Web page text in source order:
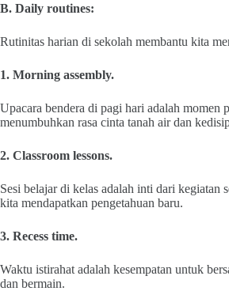
B. Daily routines:
Rutinitas harian di sekolah membantu kita
1. Morning assembly.
Upacara bendera di pagi hari adalah momen
menumbuhkan rasa cinta tanah air dan
2. Classroom lessons.
Sesi belajar di kelas adalah inti dari kegiatan
kita mendapatkan pengetahuan baru.
3. Recess time.
Waktu istirahat adalah kesempatan untuk
dan bermain.